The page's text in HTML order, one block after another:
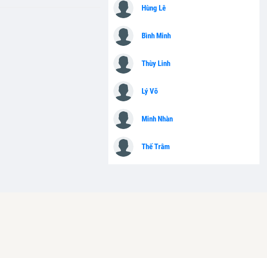
Hùng Lê
Bình Minh
Thùy Linh
Lý Võ
Minh Nhàn
Thế Trâm